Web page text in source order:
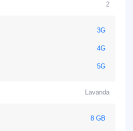
2
3G
4G
5G
Lavanda
8 GB